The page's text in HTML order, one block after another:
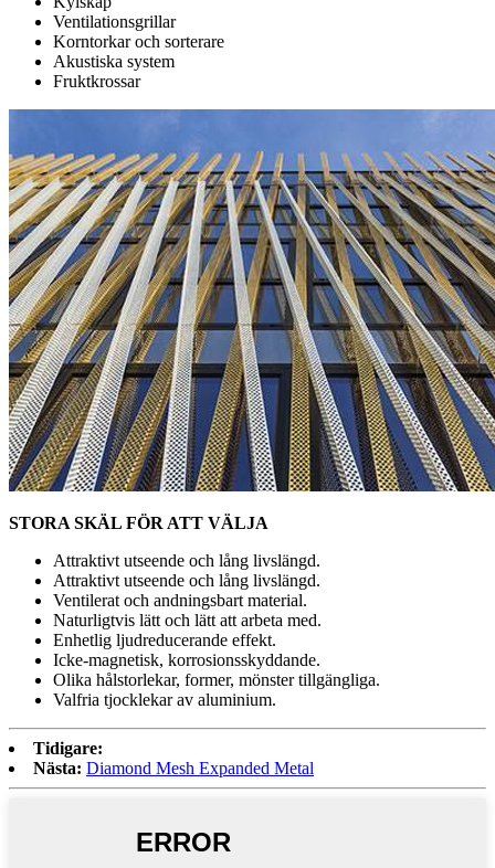
Ventilationsgrillar
Korntorkar och sorterare
Akustiska system
Fruktkrossar
STORA SKÄL FÖR ATT VÄLJA
Attraktivt utseende och lång livslängd.
Attraktivt utseende och lång livslängd.
Ventilerat och andningsbart material.
Naturligtvis lätt och lätt att arbeta med.
Enhetlig ljudreducerande effekt.
Icke-magnetisk, korrosionsskyddande.
Olika hålstorlekar, former, mönster tillgängliga.
Valfria tjocklekar av aluminium.
Tidigare:
Nästa: Diamond Mesh Expanded Metal